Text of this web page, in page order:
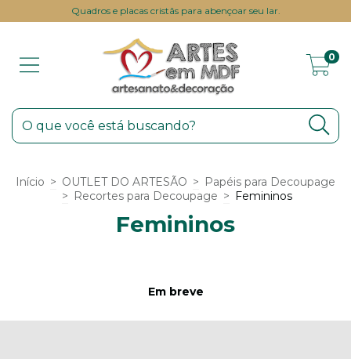
Quadros e placas cristãs para abençoar seu lar.
0
Início > OUTLET DO ARTESÃO > Papéis para Decoupage
> Recortes para Decoupage > Femininos
Femininos
Em breve